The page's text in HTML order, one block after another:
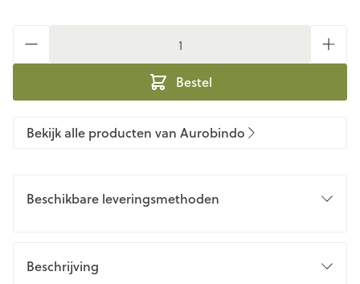
Bestel
Bekijk alle producten van Aurobindo
Beschikbare leveringsmethoden
Beschrijving